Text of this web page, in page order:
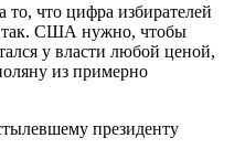
то, что цифра избирателей
так. США нужно, чтобы
у власти любой ценой,
из примерно
президенту